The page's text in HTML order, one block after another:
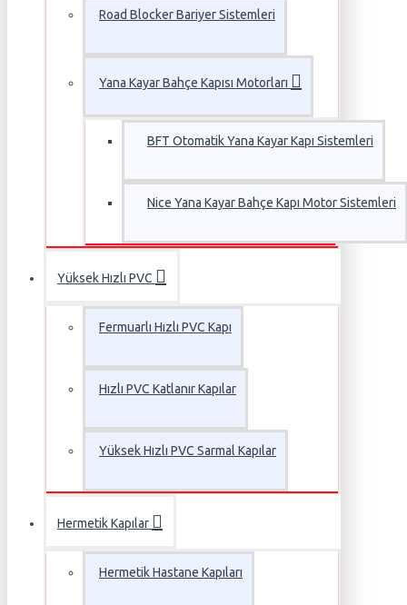
Road Blocker Bariyer Sistemleri
Yana Kayar Bahçe Kapısı Motorları
BFT Otomatik Yana Kayar Kapı Sistemleri
Nice Yana Kayar Bahçe Kapı Motor Sistemleri
Yüksek Hızlı PVC
Fermuarlı Hızlı PVC Kapı
Hızlı PVC Katlanır Kapılar
Yüksek Hızlı PVC Sarmal Kapılar
Hermetik Kapılar
Hermetik Hastane Kapıları